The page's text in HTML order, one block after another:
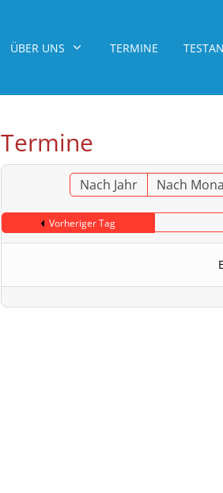
ÜBER UNS TERMINE
Termine
Nach Jahr Nach
Vorheriger Tag